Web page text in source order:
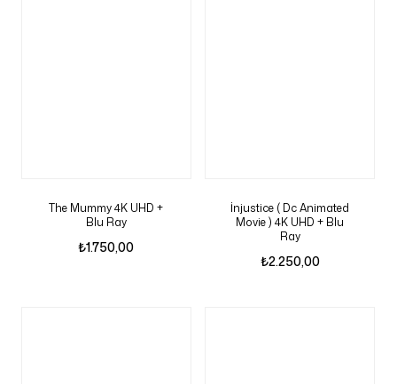
The Mummy 4K UHD +
Blu Ray
₺1.750,00
İnjustice ( Dc Animated
Movie ) 4K UHD + Blu
Ray
₺2.250,00